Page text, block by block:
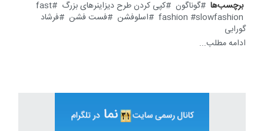
برچسب‌ها
گوناگون کپی کردن طرح دیزاینرهای بزرگ
fast
fashion slowfashion اسلوفشن فست فشن
فرشاد
گورابی
ادامه مطلب...